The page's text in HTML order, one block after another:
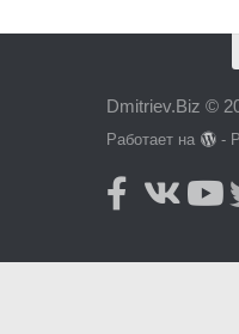
Dmitriev.Biz ©
Работает на -